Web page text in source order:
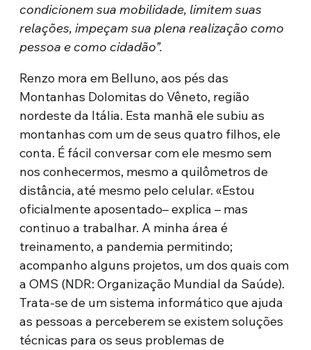
condicionem sua mobilidade, limitem suas
relações, impeçam sua plena realização como
pessoa e como cidadão”.
Renzo mora em Belluno, aos pés das
Montanhas Dolomitas do Vêneto, região
nordeste da Itália. Esta manhã ele subiu as
montanhas com um de seus quatro filhos, ele
conta. É fácil conversar com ele mesmo sem
nos conhecermos, mesmo a quilômetros de
distância, até mesmo pelo celular. «Estou
oficialmente aposentado– explica – mas
continuo a trabalhar. A minha área é
treinamento, a pandemia permitindo;
acompanho alguns projetos, um dos quais com
a OMS (NDR: Organização Mundial da Saúde).
Trata-se de um sistema informático que ajuda
as pessoas a perceberem se existem soluções
técnicas para os seus problemas de